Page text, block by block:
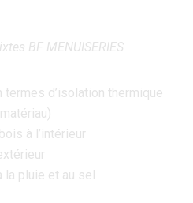
BF MENUISERIES
d’isolation thermique
à l’intérieur
la pluie et au sel